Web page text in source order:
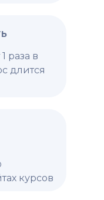
раза в
длится
курсов